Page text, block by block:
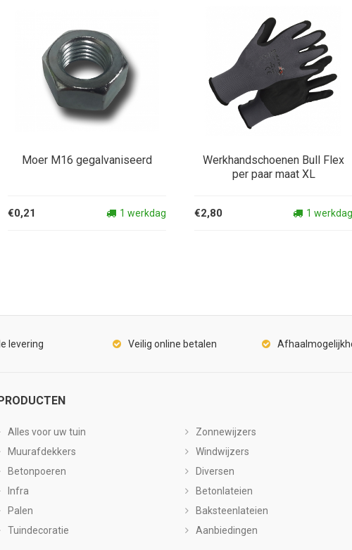
Moer M16 gegalvaniseerd
€0,21 1 werkdag
Werkhandschoenen Bull Flex
per paar maat XL
€2,80 1 werkdag
levering Veilig online betalen
Alles voor uw tuin
Muurafdekkers
Betonpoeren
Infra
Palen
Tuindecoratie
Zonnewijzers
Windwijzers
Diversen
Betonlateien
Baksteenlateien
Aanbiedingen